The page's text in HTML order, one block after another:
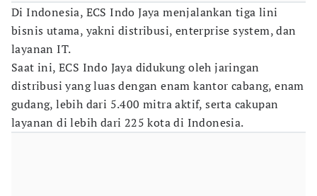
Di Indonesia, ECS Indo Jaya menjalankan tiga lini
bisnis utama, yakni distribusi, enterprise system, dan
layanan IT.
Saat ini, ECS Indo Jaya didukung oleh jaringan
distribusi yang luas dengan enam kantor cabang, enam
gudang, lebih dari 5.400 mitra aktif, serta cakupan
layanan di lebih dari 225 kota di Indonesia.